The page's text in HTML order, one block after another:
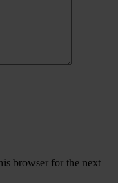
browser for the next